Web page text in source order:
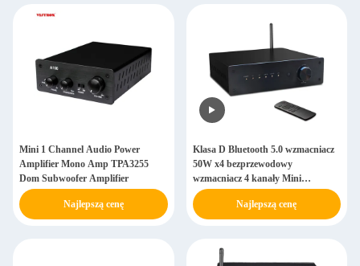
Mini 1 Channel Audio Power
Amplifier Mono Amp TPA3255
Dom Subwoofer Amplifier
Najlepszą cenę
Klasa D Bluetooth 5.0 wzmacniacz
50W x4 bezprzewodowy
wzmacniacz 4 kanały Mini
zintegrowany domowy odbiornik
stereo
Najlepszą cenę